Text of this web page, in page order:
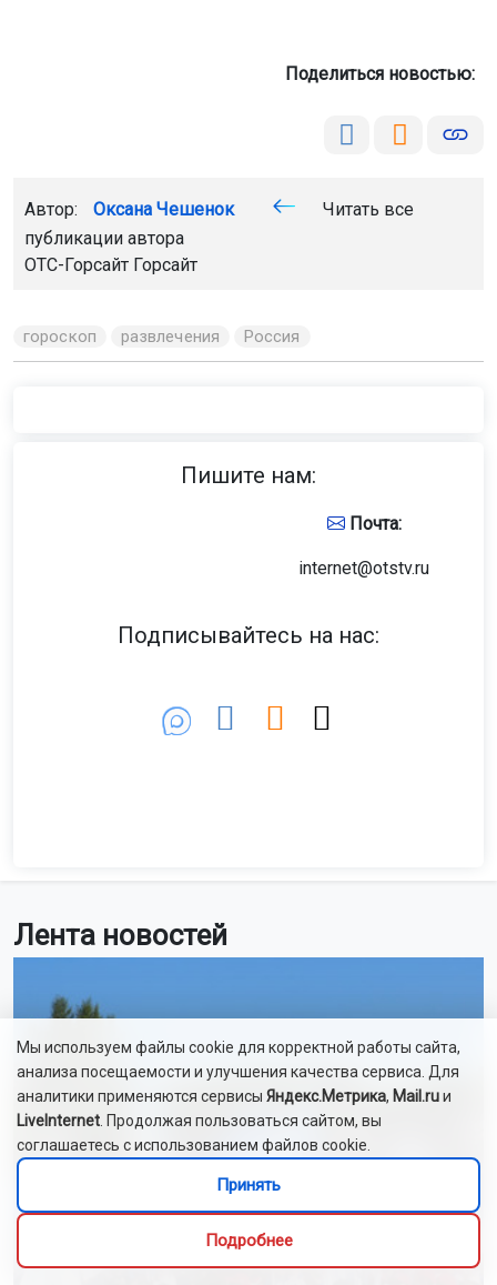
Лента новостей
Поделиться новостью:
Автор: Оксана Чешенок
Читать все
публикации автора
ОТС-Горсайт Горсайт
гороскоп развлечения Россия
Пишите нам:
Почта:
internet@otstv.ru
Подписывайтесь на нас:
Мы используем файлы cookie для корректной работы сайта,
анализа посещаемости и улучшения качества сервиса. Для
аналитики применяются сервисы Яндекс.Метрика, Mail.ruи
LiveInternet . Продолжая пользоваться сайтом, вы
соглашаетесь с использованием файлов cookie.
Принять
Подробнее